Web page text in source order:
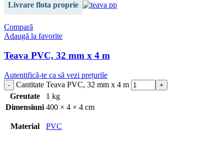
Livrare flota proprie
Compară
Adaugă la favorite
Teava PVC, 32 mm x 4 m
Autentifică-te ca să vezi prețurile
Cantitate Teava PVC, 32 mm x 4 m
Greutate
1 kg
Dimensiuni 400 × 4 × 4 cm
Material PVC